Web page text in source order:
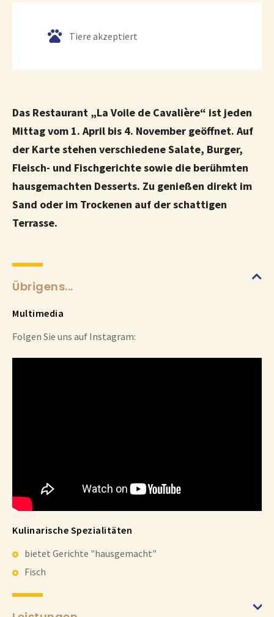
Tiere akzeptiert
Das Restaurant „La Voile de Cavalière“ ist jeden
Mittag vom 1. April bis 4. November geöffnet. Auf
der Karte stehen verschiedene Salate, Burger,
Fleisch- und Fischgerichte sowie die berühmten
hausgemachten Desserts. Zu genießen direkt im
Sand oder im Trockenen auf der schattigen
Terrasse.
Übrigens...
Multimedia
Folgen Sie uns auf Instagram:
Kulinarische Spezialitäten
bietet Gerichte "hausgemacht"
Fisch